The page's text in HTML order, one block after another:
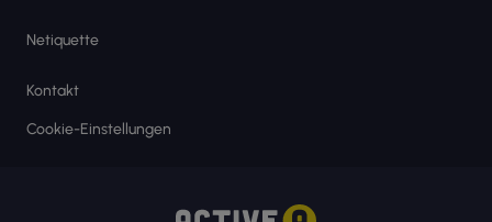
Netiquette
Kontakt
Cookie-Einstellungen